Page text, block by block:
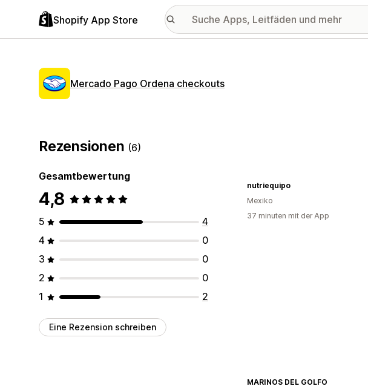
Shopify App Store
Mercado Pago Ordena checkouts
Rezensionen (6)
Gesamtbewertung
4,8
5
4
4
0
3
0
2
0
1
2
Eine Rezension schreiben
nutriequipo
Mexiko
37 minuten mit der App
MARINOS DEL GOLFO